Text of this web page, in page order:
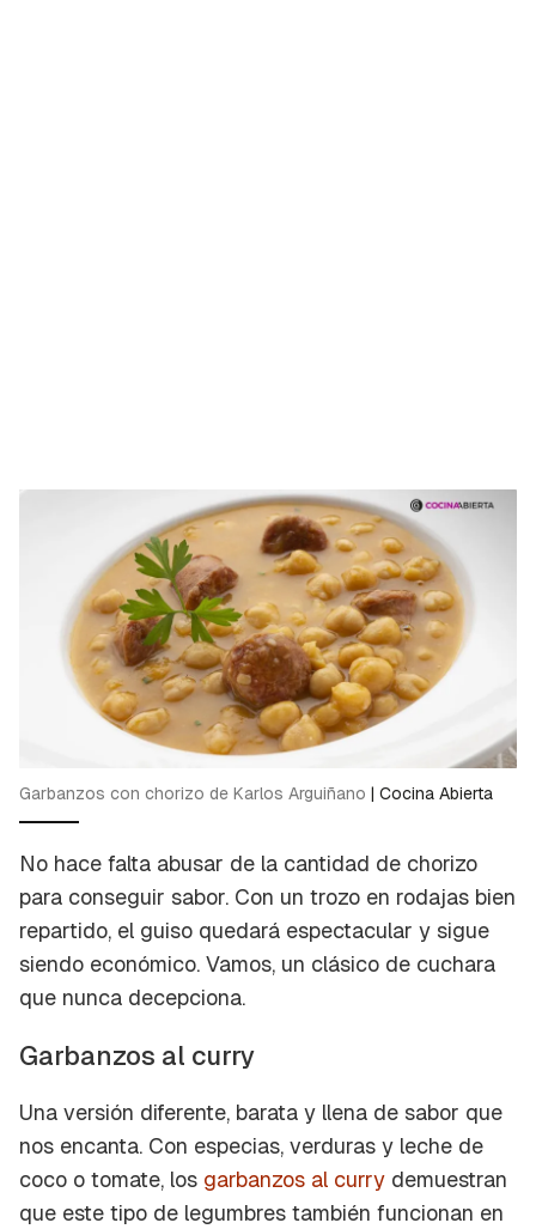
Garbanzos con chorizo de Karlos Arguiñano | Cocina Abierta
No hace falta abusar de la cantidad de chorizo
para conseguir sabor. Con un trozo en rodajas bien
repartido, el guiso quedará espectacular y sigue
siendo económico. Vamos, un clásico de cuchara
que nunca decepciona.
Garbanzos al curry
Una versión diferente, barata y llena de sabor que
nos encanta. Con especias, verduras y leche de
coco o tomate, los garbanzos al curry demuestran
que este tipo de legumbres también funcionan en